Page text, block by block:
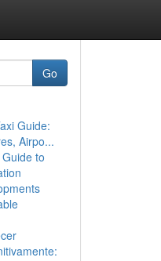
Go
Guide:
Airpo...
to